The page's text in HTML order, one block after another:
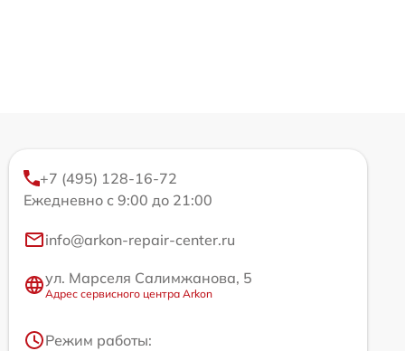
+7 (495) 128-16-72
Ежедневно с 9:00 до 21:00
info@arkon-repair-center.ru
ул. Марселя Салимжанова, 5
Адрес сервисного центра Arkon
Режим работы: